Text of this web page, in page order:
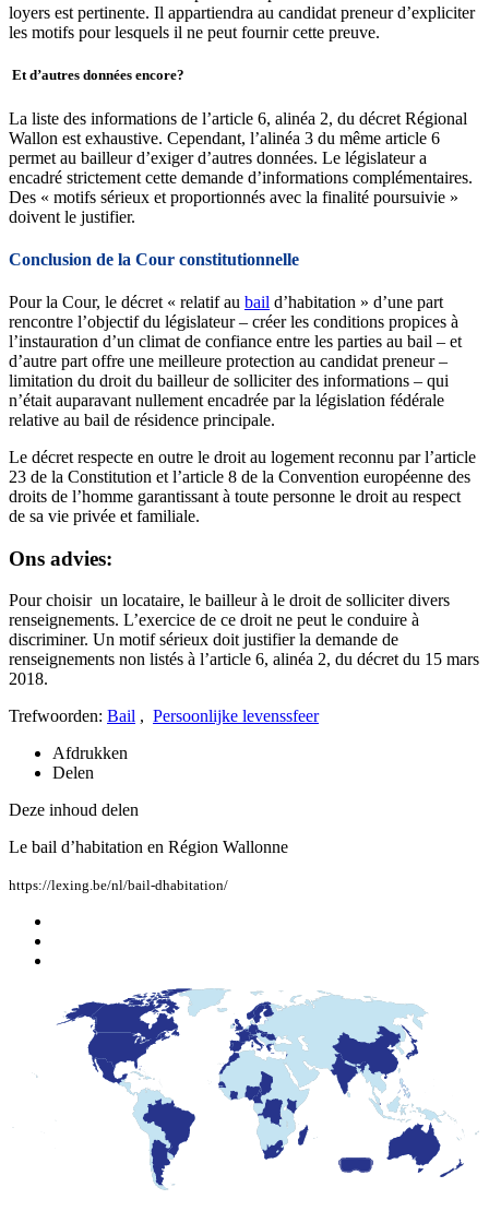
loyers est pertinente. Il appartiendra au candidat preneur d’expliciter
les motifs pour lesquels il ne peut fournir cette preuve.
Etd’autres données encore?
La liste des informations de l’article 6, alinéa 2, du décret Régional
Wallon est exhaustive. Cependant, l’alinéa 3 du même article 6
permet au bailleur d’exiger d’autres données. Le législateur a
encadré strictement cette demande d’informations complémentaires.
Des « motifs sérieux et proportionnés avec la finalité poursuivie »
doivent le justifier.
Conclusion de la Cour constitutionnelle
Pour la Cour, le décret « relatif au bail d’habitation » d’une part
rencontre l’objectif du législateur– créer les conditions propices à
l’instauration d’un climat de confiance entre les parties au bail – et
d’autre part offre une meilleure protection au candidat preneur–
limitation du droit du bailleur de solliciter des informations – qui
n’était auparavant nullement encadrée par la législation fédérale
relative au bail de résidence principale.
Le décret respecte en outre le droit au logement reconnu par l’article
23 de la Constitution et l’article 8 de la Convention européenne des
droits de l’homme garantissant à toute personne le droit au respect
de sa vie privée et familiale.
Ons advies:
Pour choisir un locataire, le bailleur à le droit de solliciter divers
renseignements. L’exercice de ce droit ne peut le conduire à
discriminer. Un motif sérieux doit justifier la demande de
renseignements non listés à l’article 6, alinéa 2, du décret du 15 mars
2018.
Trefwoorden: Bail , Persoonlijke levenssfeer
Afdrukken
Delen
Deze inhoud delen
Le bail d’habitation en Région Wallonne
https://lexing.be/nl/bail-dhabitation/